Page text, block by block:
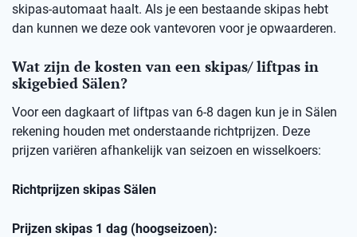
skipas-automaat haalt. Als je een bestaande skipas hebt
dan kunnen we deze ook vantevoren voor je opwaarderen.
Wat zijn de kosten van een skipas/ liftpas in
skigebied Sälen?
Voor een dagkaart of liftpas van 6-8 dagen kun je in Sälen
rekening houden met onderstaande richtprijzen. Deze
prijzen variëren afhankelijk van seizoen en wisselkoers:
Richtprijzen skipas Sälen
Prijzen skipas 1 dag (hoogseizoen):